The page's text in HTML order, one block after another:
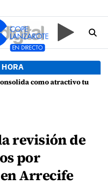
y agente dinamizador de la economía de Lanzarote
revisión de
por
Arrecife